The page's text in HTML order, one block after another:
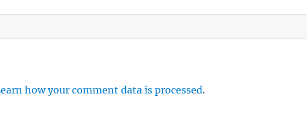
how your comment data is processed.